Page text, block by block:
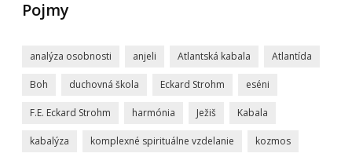
Pojmy
analýza osobnosti anjeli Atlantská kabala Atlantída
Boh duchovná škola Eckard Strohm eséni
F.E. Eckard Strohm harmónia Ježiš Kabala
kabalýza komplexné spirituálne vzdelanie kozmos